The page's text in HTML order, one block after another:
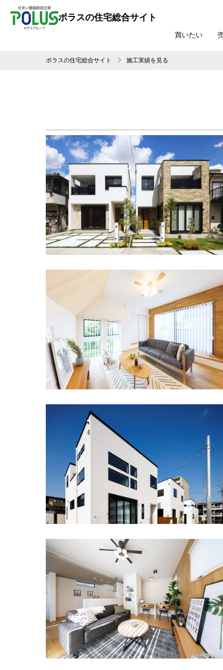
ポラスの住宅総合サイト
買いたい
ポラスの住宅総合サイト 施工実績を見る